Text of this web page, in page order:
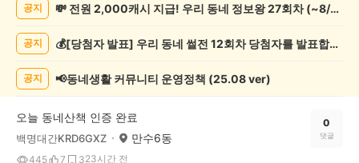
게
공지 💸 전원 2,000캐시 지급! 우리 동네 정보왕 27회차 (~8/10)
공지 💰[당첨자 발표] 우리 동네 썰전 12회차 당첨자를 발표합니다!
공지 📢동네생활 커뮤니티 운영정책 (25.08 ver)
오늘 동네산책 인증 완료
백명대간KRD6GXZ 만수6동
445 7 323시간 전
0
댓글